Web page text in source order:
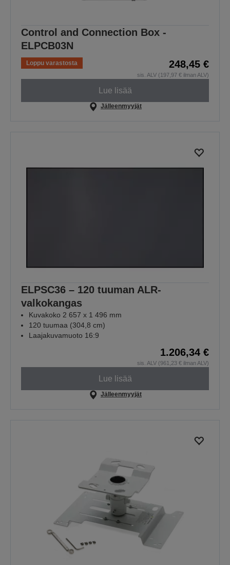
Control and Connection Box -
ELPCB03N
Loppu varastosta 248,45 €
sis. ALV (197,97 € ilman ALV)
Lue lisää
Jälleenmyyjät
ELPSC36 – 120 tuuman ALR-
valkokangas
Kuvakoko 2 657 x 1 496 mm
120 tuumaa (304,8 cm)
Laajakuvamuoto 16:9
1.206,34 €
sis. ALV (961,23 € ilman ALV)
Lue lisää
Jälleenmyyjät